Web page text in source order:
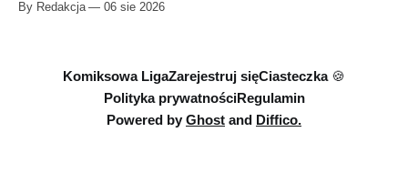
serii Avengers autorstwa Jeda MacKaya trafia do sklepów 12
By Redakcja 06 sie 2026
Komiksowa LigaZarejestruj sięCiasteczka 🍪
Polityka prywatnościRegulamin
Powered by Ghost and Diffico.